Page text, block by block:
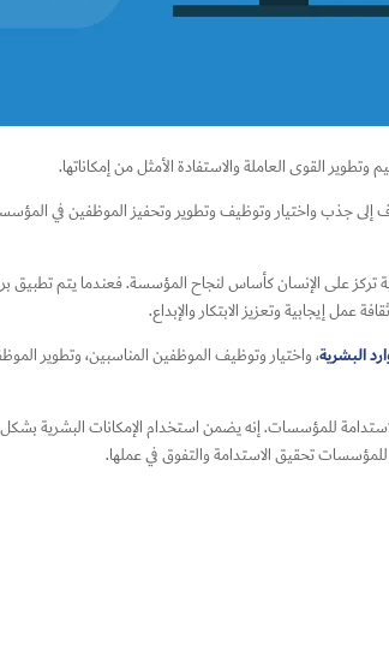
القوى العاملة والاستفادة الأمثل من إمكاناتها.
إلى جذب واختيار وتوظيف وتطوير وتحفيز الموظفين في
تركز على الإنسان كأساس لنجاح المؤسسة. فعندما يتم تطبيق
عمل إيجابية وتعزيز الابتكار والإبداع.
البشرية، واختيار وتوظيف الموظفين المناسبين، وتطوير
للمؤسسات. إنه يضمن استخدام الإمكانات البشرية
تحقيق الاستدامة والتفوق في عملها.